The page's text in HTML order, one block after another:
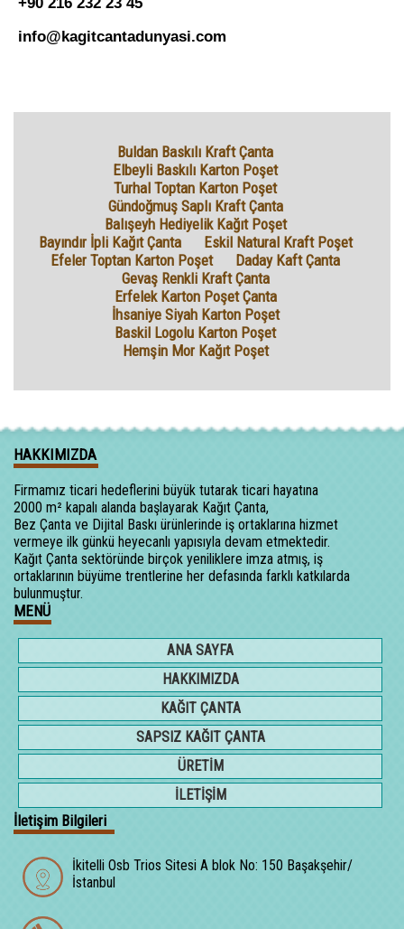
info@kagitcantadunyasi.com
Buldan Baskılı Kraft Çanta
Elbeyli Baskılı Karton Poşet
Turhal Toptan Karton Poşet
Gündoğmuş Saplı Kraft Çanta
Balışeyh Hediyelik Kağıt Poşet
Bayındır İpli Kağıt Çanta
Eskil Natural Kraft Poşet
Efeler Toptan Karton Poşet
Daday Kaft Çanta
Gevaş Renkli Kraft Çanta
Erfelek Karton Poşet Çanta
İhsaniye Siyah Karton Poşet
Baskil Logolu Karton Poşet
Hemşin Mor Kağıt Poşet
HAKKIMIZDA
Firmamız ticari hedeflerini büyük tutarak ticari hayatına
2000 m² kapalı alanda başlayarak Kağıt Çanta,
Bez Çanta ve Dijital Baskı ürünlerinde iş ortaklarına hizmet
vermeye ilk günkü heyecanlı yapısıyla devam etmektedir.
Kağıt Çanta sektöründe birçok yeniliklere imza atmış, iş
ortaklarının büyüme trentlerine her defasında farklı katkılarda
bulunmuştur.
MENÜ
ANA SAYFA
HAKKIMIZDA
KAĞIT ÇANTA
SAPSIZ KAĞIT ÇANTA
ÜRETİM
İLETİŞİM
İletişim Bilgileri
İkitelli Osb Trios Sitesi A blok No: 150 Başakşehir/
İstanbul